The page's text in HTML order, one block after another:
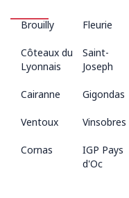
Brouilly Fleurie
Côteaux du
Lyonnais
Saint-
Joseph
Cairanne
Gigondas
Ventoux
Vinsobres
Cornas
IGP Pays
d'Oc